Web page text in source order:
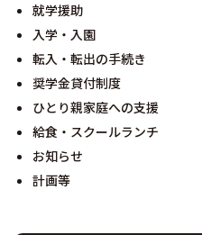
就学援助
入学・入園
転入・転出の手続き
奨学金貸付制度
ひとり親家庭への支援
給食・スクールランチ
お知らせ
計画等